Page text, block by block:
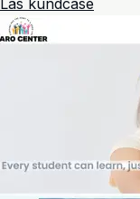
Läs kundcase